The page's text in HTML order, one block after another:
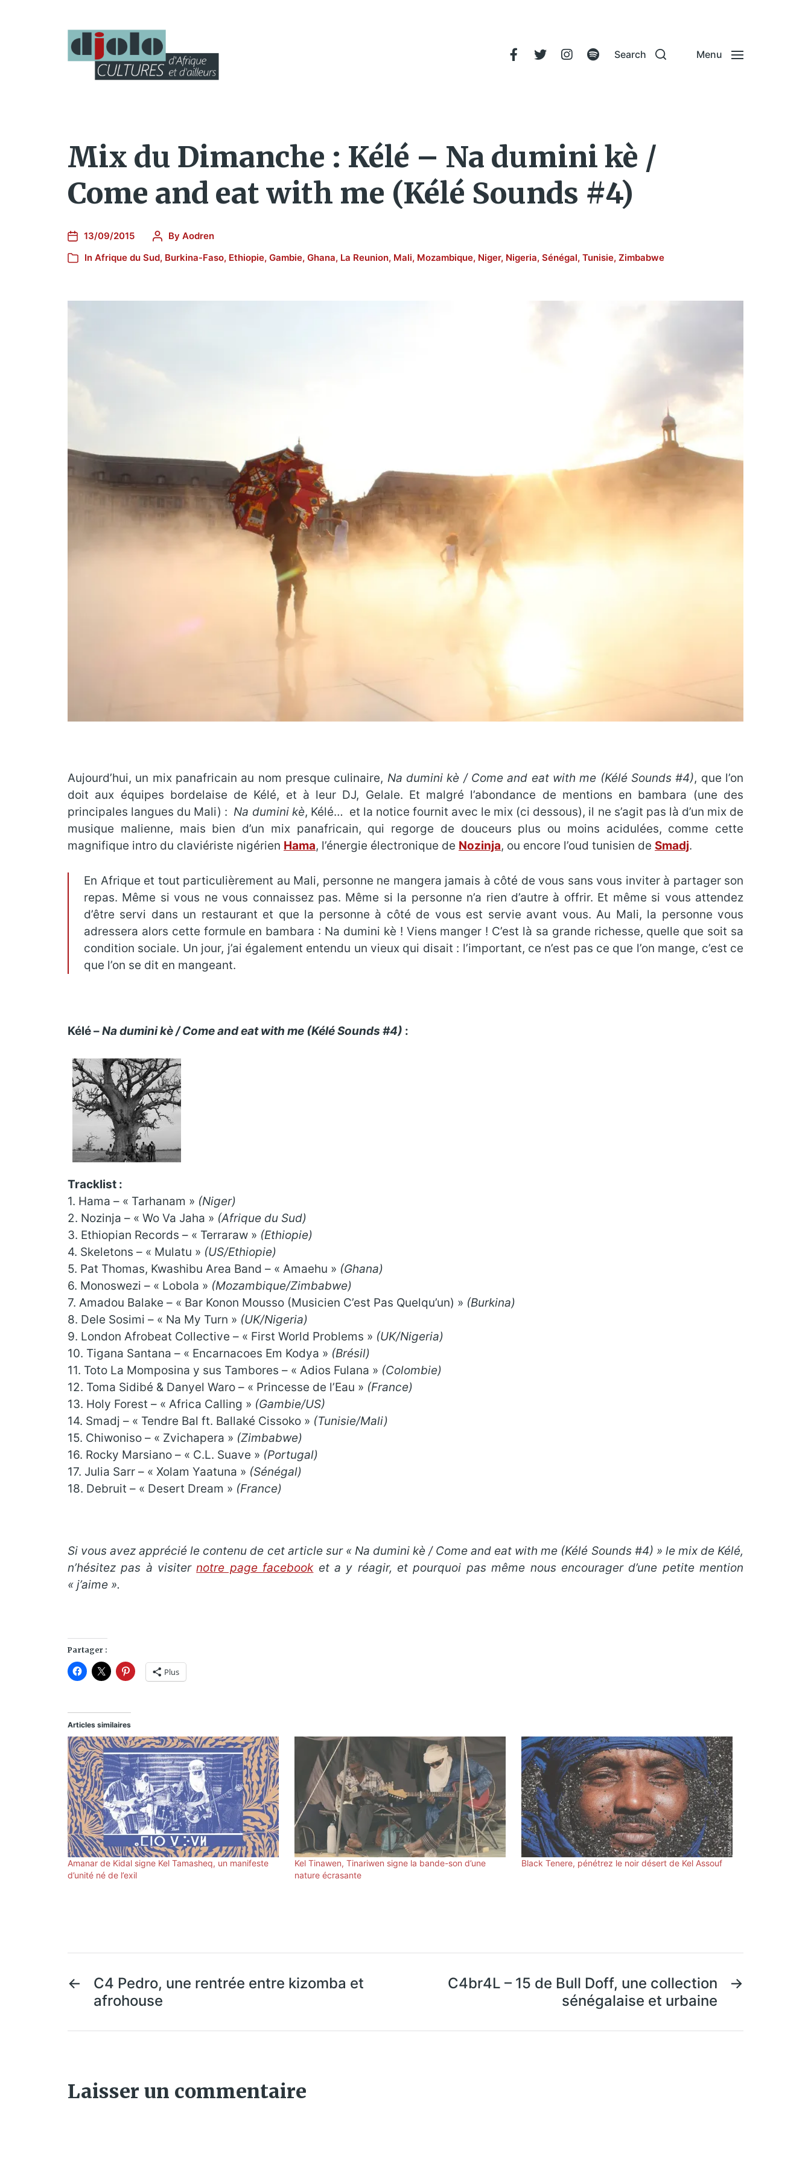
Search Menu
Mix du Dimanche : Kélé – Na dumini kè /
Come and eat with me (Kélé Sounds #4)
13/09/2015 By Aodren
In Afrique du Sud, Burkina-Faso, Ethiopie, Gambie, Ghana, La Reunion, Mali, Mozambique, Niger, Nigeria, Sénégal, Tunisie, Zimbabwe
Aujourd’hui, un mix panafricain au nom presque culinaire, Na dumini kè / Come and eat with me (Kélé Sounds #4), que l’on
doit aux équipes bordelaise de Kélé, et à leur DJ, Gelale. Et malgré l’abondance de mentions en bambara (une des
principales langues du Mali) :Na dumini kè, Kélé… et la notice fournit avec le mix (ci dessous), il ne s’agit pas là d’un mix de
musique malienne, mais bien d’un mix panafricain, qui regorge de douceurs plus ou moins acidulées, comme cette
magnifique intro du claviériste nigérien Hama, l’énergie électronique de Nozinja, ou encore l’oud tunisien de Smadj.
En Afrique et tout particulièrement au Mali, personne ne mangera jamais à côté de vous sans vous inviter à partager son
repas. Même si vous ne vous connaissez pas. Même si la personne n’a rien d’autre à offrir. Et même si vous attendez
d’être servi dans un restaurant et que la personne à côté de vous est servie avant vous. Au Mali, la personne vous
adressera alors cette formule en bambara : Na dumini kè ! Viens manger ! C’est là sa grande richesse, quelle que soit sa
condition sociale. Un jour, j’ai également entendu un vieux qui disait : l’important, ce n’est pas ce que l’on mange, c’est ce
que l’on se dit en mangeant.
Kélé –Na dumini kè / Come and eat with me (Kélé Sounds #4) :
Tracklist :
1. Hama – « Tarhanam » (Niger)
2. Nozinja – « Wo Va Jaha » (Afrique du Sud)
3. Ethiopian Records – « Terraraw » (Ethiopie)
4. Skeletons – « Mulatu » (US/Ethiopie)
5. Pat Thomas, Kwashibu Area Band – « Amaehu » (Ghana)
6. Monoswezi – « Lobola » (Mozambique/Zimbabwe)
7. Amadou Balake – « Bar Konon Mousso (Musicien C’est Pas Quelqu’un) » (Burkina)
8. Dele Sosimi – « Na My Turn » (UK/Nigeria)
9. London Afrobeat Collective – « First World Problems » (UK/Nigeria)
10. Tigana Santana – « Encarnacoes Em Kodya » (Brésil)
11. Toto La Momposina y sus Tambores – « Adios Fulana » (Colombie)
12. Toma Sidibé & Danyel Waro – « Princesse de l’Eau » (France)
13. Holy Forest – « Africa Calling » (Gambie/US)
14. Smadj – « Tendre Bal ft. Ballaké Cissoko » (Tunisie/Mali)
15. Chiwoniso – « Zvichapera » (Zimbabwe)
16. Rocky Marsiano – « C.L. Suave » (Portugal)
17. Julia Sarr – « Xolam Yaatuna » (Sénégal)
18. Debruit – « Desert Dream » (France)
Si vous avez apprécié le contenu de cet article sur « Na dumini kè / Come and eat with me (Kélé Sounds #4) » le mix de Kélé,
n’hésitez pas à visiternotre page facebooket a y réagir, et pourquoi pas même nous encourager d’une petite mention
« j’aime ».
Partager :
Plus
Articles similaires
Amanar de Kidal signe Kel Tamasheq, un manifeste
d’unité né de l’exil
Kel Tinawen, Tinariwen signe la bande-son d’une
nature écrasante
Black Tenere, pénétrez le noir désert de Kel Assouf
←
C4 Pedro, une rentrée entre kizomba et
afrohouse
→
C4br4L – 15 de Bull Doff, une collection
sénégalaise et urbaine
Laisser un commentaire